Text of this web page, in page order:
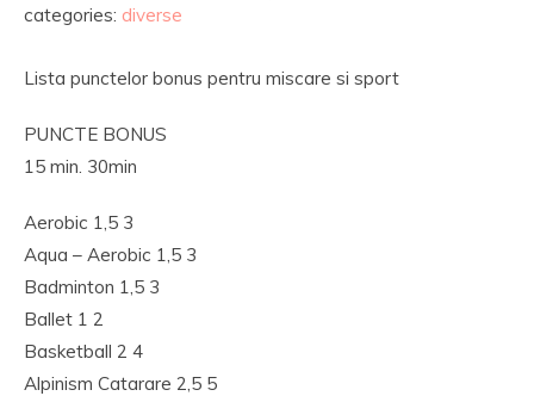
categories: diverse
Lista punctelor bonus pentru miscare si sport
PUNCTE BONUS
15 min. 30min
Aerobic 1,5 3
Aqua – Aerobic 1,5 3
Badminton 1,5 3
Ballet 1 2
Basketball 2 4
Alpinism Catarare 2,5 5